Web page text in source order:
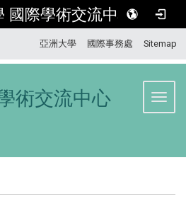
國際學術交流中心
亞洲大學 國際事務處 Sitemap
術交流中心